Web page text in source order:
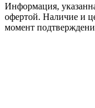
Информация,
офертой. Наличие и
момент